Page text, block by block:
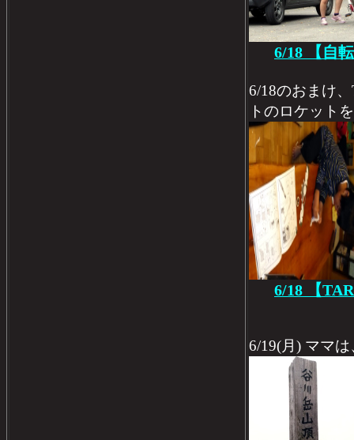
6/18 【自
6/18のおまけ
トのロケット
6/18 【
6/19(月) ママ